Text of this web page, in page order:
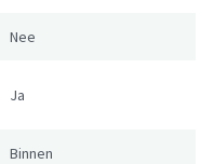
Nee
Ja
Binnen